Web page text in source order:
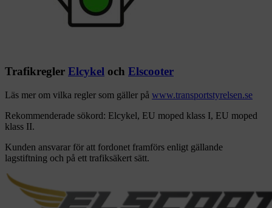
Trafikregler Elcykel och Elscooter
Läs mer om vilka regler som gäller på www.transportstyrelsen.se
Rekommenderade sökord: Elcykel, EU moped klass I, EU moped
klass II.
Kunden ansvarar för att fordonet framförs enligt gällande
lagstiftning och på ett trafiksäkert sätt.